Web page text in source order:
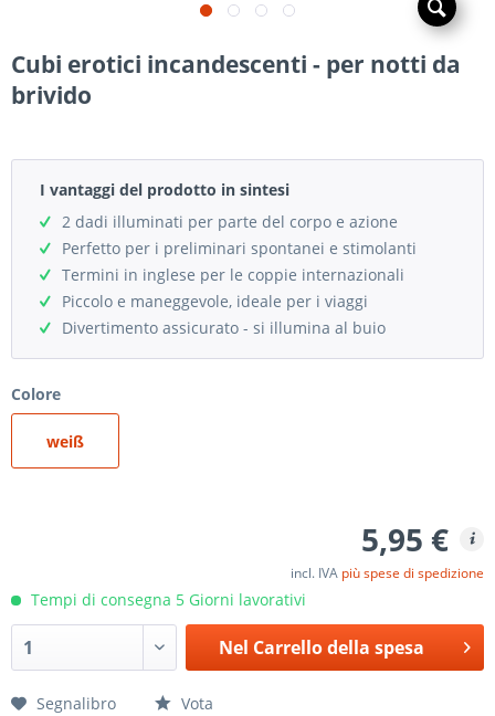
Cubi erotici incandescenti - per notti da
brivido
I vantaggi del prodotto in sintesi
2 dadi illuminati per parte del corpo e azione
Perfetto per i preliminari spontanei e stimolanti
Termini in inglese per le coppie internazionali
Piccolo e maneggevole, ideale per i viaggi
Divertimento assicurato - si illumina al buio
Colore
weiß
5,95 €
incl. IVA più spese di spedizione
Tempi di consegna 5 Giorni lavorativi
Nel Carrello della spesa
Segnalibro Vota